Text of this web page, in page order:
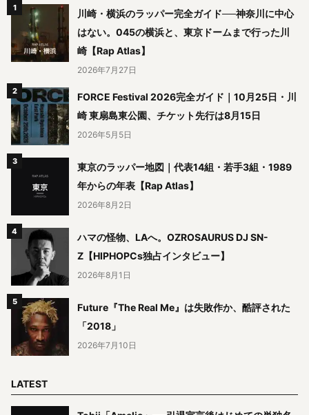
川崎・横浜のラッパー完全ガイド──神奈川に中心
はない。045の横浜と、東京ドームまで行った川
崎【Rap Atlas】
2026年7月27日
FORCE Festival 2026完全ガイド｜10月25日・川
崎 東扇島東公園、チケット先行は8月15日
2026年5月5日
東京のラッパー地図｜代表14組・若手3組・1989
年からの年表【Rap Atlas】
2026年8月2日
ハマの怪物、LAへ。OZROSAURUS DJ SN-
Z【HIPHOPCs独占インタビュー】
2026年8月1日
Future『The Real Me』は失敗作か、酷評された
「2018」
2026年7月10日
LATEST